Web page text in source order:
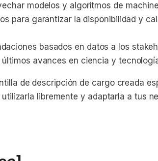
modelos y algoritmos de
para garantizar la disponibilidad y
basados en datos a los
avances en ciencia y
de descripción de cargo creada
libremente y adaptarla a tus